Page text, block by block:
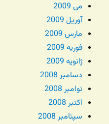
می 2009
آوریل 2009
مارس 2009
فوریه 2009
ژانویه 2009
دسامبر 2008
نوامبر 2008
اکتبر 2008
سپتامبر 2008